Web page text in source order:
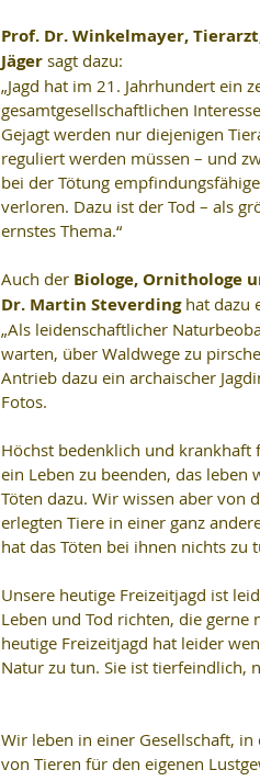
Prof. Dr. Winkelmayer,
Jäger sagt dazu:
„Jagd hat im 21. Jahrhundert ein
gesamtgesellschaftlichen
Gejagt werden nur diejenigen
reguliert werden müssen – und
bei der Tötung
verloren. Dazu ist der Tod – als
ernstes Thema.“
Auch der Biologe, Ornithologe
Dr. Martin Steverding hat dazu
„Als leidenschaftlicher
warten, über Waldwege zu
Antrieb dazu ein archaischer
Fotos.
Höchst bedenklich und krankhaft
ein Leben zu beenden, das leben
Töten dazu. Wir wissen aber von
erlegten Tiere in einer ganz
hat das Töten bei ihnen nichts zu
Unsere heutige Freizeitjagd ist
Leben und Tod richten, die
heutige Freizeitjagd hat leider
Natur zu tun. Sie ist tierfeindlich,
Wir leben in einer Gesellschaft,
von Tieren für den eigenen